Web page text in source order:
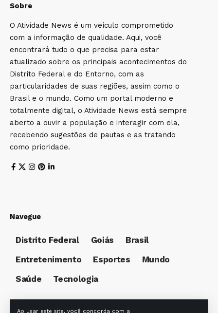
Ao usar este site, você concorda com a
Sobre
O Atividade News é um veículo comprometido
com a informação de qualidade. Aqui, você
encontrará tudo o que precisa para estar
atualizado sobre os principais acontecimentos do
Distrito Federal e do Entorno, com as
particularidades de suas regiões, assim como o
Brasil e o mundo. Como um portal moderno e
totalmente digital, o Atividade News está sempre
aberto a ouvir a população e interagir com ela,
recebendo sugestões de pautas e as tratando
como prioridade.
Navegue
Distrito Federal Goiás
Brasil
Entretenimento
Esportes
Mundo
Saúde
Tecnologia